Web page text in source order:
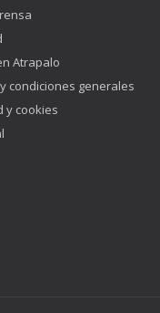
Atrapalo
condiciones generales
y cookies